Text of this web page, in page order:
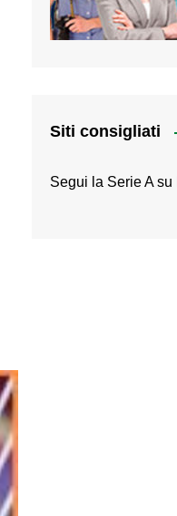
Siti consigliati
Segui la Serie A su